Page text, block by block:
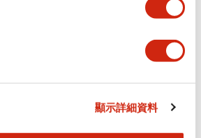
顯示詳細資料